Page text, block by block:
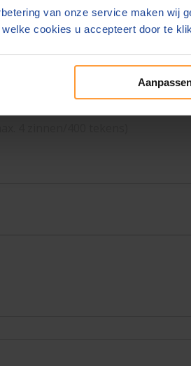
van onze service maken wij
cookies u accepteert door te
Uw telefoonnummer delen wij alleen met de